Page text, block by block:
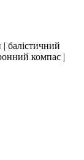
| балістичний
компас |